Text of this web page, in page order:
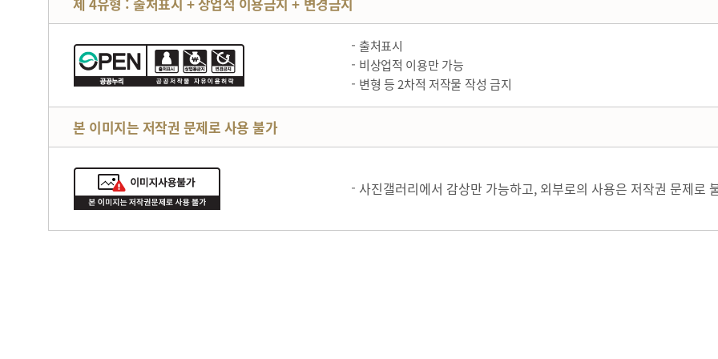
출처표시
비상업적 이용만 가능
변형 등 2차적 저작물 작성 금지
본 이미지는 저작권 문제로 사용 불가
사진갤러리에서 감상만 가능하고, 외부로의 사용은 저작권 문제로